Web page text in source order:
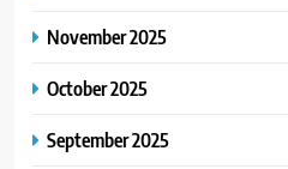
November 2025
October 2025
September 2025